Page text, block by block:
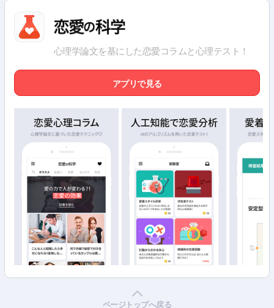
心理学論文を基にした恋愛コラムと心理テスト！
アプリで見る
ページトップへ戻る